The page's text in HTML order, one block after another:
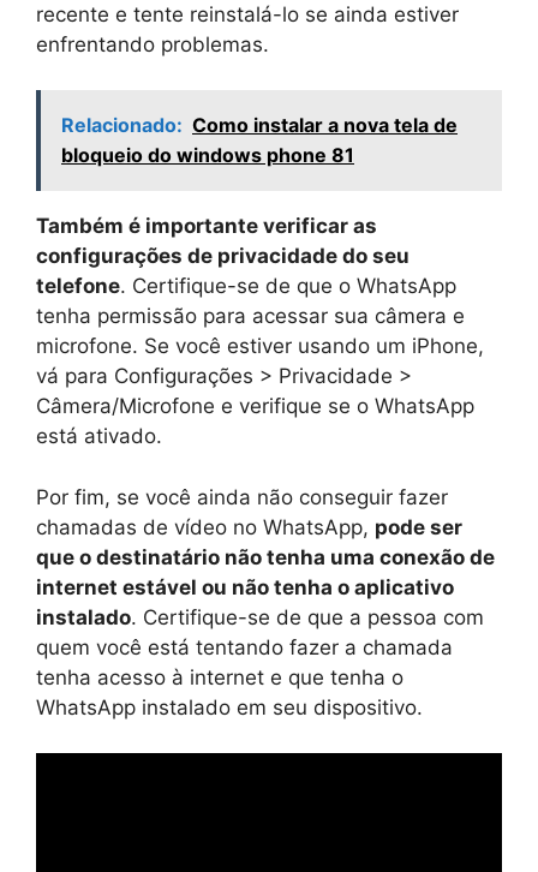
recente e tente reinstalá-lo se ainda estiver
enfrentando problemas.
Relacionado: Como instalar a nova tela de
bloqueio do windows phone 81
Também é importante verificar as
configurações de privacidade do seu
telefone. Certifique-se de que o WhatsApp
tenha permissão para acessar sua câmera e
microfone. Se você estiver usando um iPhone,
vá para Configurações > Privacidade >
Câmera/Microfone e verifique se o WhatsApp
está ativado.
Por fim, se você ainda não conseguir fazer
chamadas de vídeo no WhatsApp, pode ser
que o destinatário não tenha uma conexão de
internet estável ou não tenha o aplicativo
instalado. Certifique-se de que a pessoa com
quem você está tentando fazer a chamada
tenha acesso à internet e que tenha o
WhatsApp instalado em seu dispositivo.